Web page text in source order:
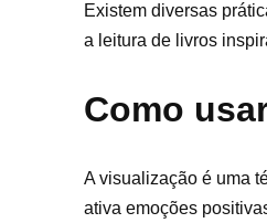
Existem diversas
a leitura de livros
Como
A visualização é uma
ativa emoções